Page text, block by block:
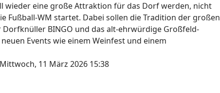
wieder eine große Attraktion für das Dorf werden, nicht
Fußball-WM startet. Dabei sollen die Tradition der großen
Dorfknüller BINGO und das alt-ehrwürdige Großfeld-
Events wie einem Weinfest und einem
Mittwoch, 11 März 2026 15:38